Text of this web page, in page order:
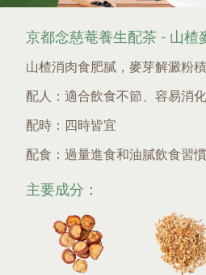
京都念慈菴養生配茶 - 山楂
山楂消肉食肥膩，麥芽解澱粉積
配人：適合飲食不節、容易消
配時：四時皆宜
配食：過量進食和油膩飲食習慣
主要成分：